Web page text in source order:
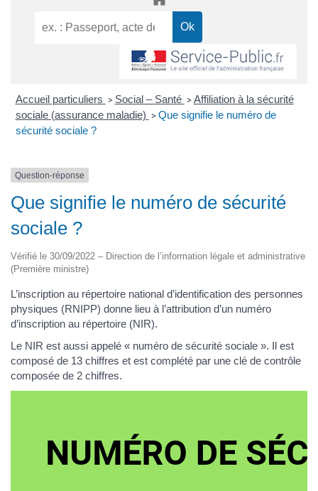
Accueil particuliers > Social – Santé > Affiliation à la sécurité
sociale (assurance maladie) > Que signifie le numéro de
sécurité sociale ?
Question-réponse
Que signifie le numéro de sécurité
sociale ?
Vérifié le 30/09/2022 – Direction de l’information légale et administrative
(Première ministre)
L’inscription au répertoire national d’identification des personnes
physiques (RNIPP) donne lieu à l’attribution d’un numéro
d’inscription au répertoire (NIR).
Le NIR est aussi appelé « numéro de sécurité sociale ». Il est
composé de 13 chiffres et est complété par une clé de contrôle
composée de 2 chiffres.